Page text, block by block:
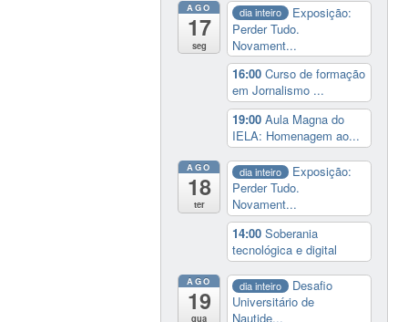
AGO
17
seg
dia inteiro
Exposição:
Perder Tudo.
Novament...
16:00Curso de formação
em Jornalismo ...
19:00Aula Magna do
IELA: Homenagem ao...
AGO
18
ter
dia inteiro
Exposição:
Perder Tudo.
Novament...
14:00Soberania
tecnológica e digital
AGO
19
qua
dia inteiro
Desafio
Universitário de
Nautide...